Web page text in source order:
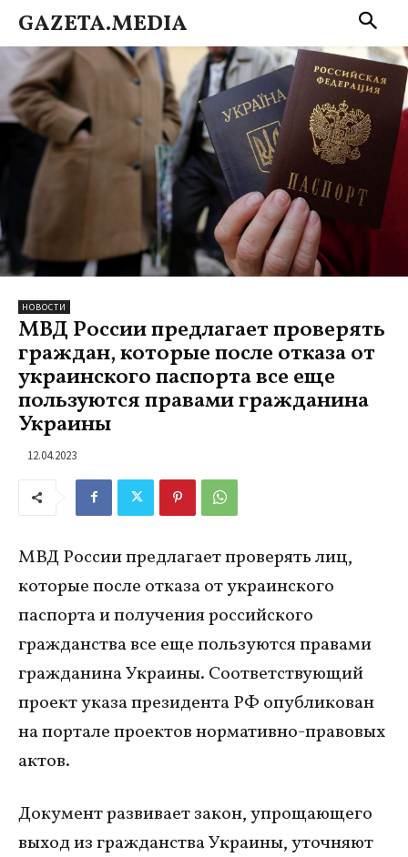
GAZETA.MEDIA
НОВОСТИ
МВД России предлагает проверять
граждан, которые после отказа от
украинского паспорта все еще
пользуются правами гражданина
Украины
12.04.2023
МВД России предлагает проверять лиц,
которые после отказа от украинского
паспорта и получения российского
гражданства все еще пользуются правами
гражданина Украины. Соответствующий
проект указа президента РФ опубликован
на портале проектов нормативно-правовых
актов.
Документ развивает закон, упрощающего
выход из гражданства Украины, уточняют